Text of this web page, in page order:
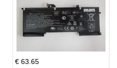
€ 63.65